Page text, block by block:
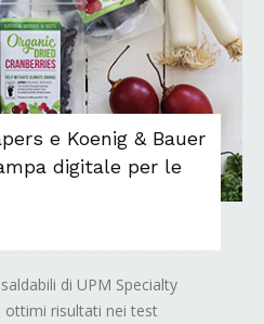
e Koenig & Bauer
digitale per le
di UPM Specialty
ottimi risultati nei test